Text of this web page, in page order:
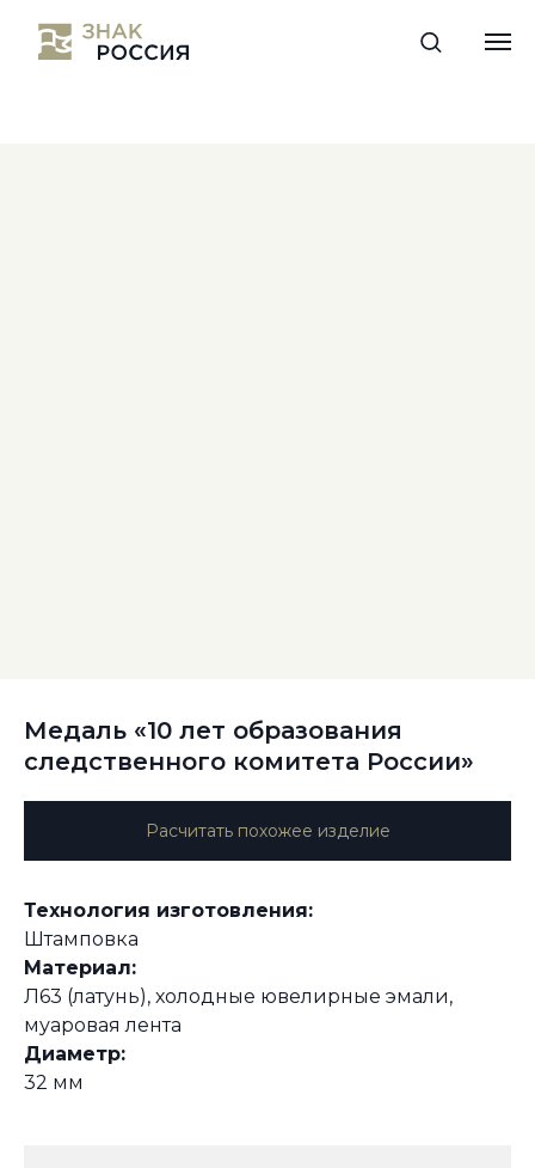
Медаль «10 лет образования
следственного комитета России»
Расчитать похожее изделие
Технология изготовления:
Штамповка
Материал:
Л63 (латунь), холодные ювелирные эмали,
муаровая лента
Диаметр:
32 мм